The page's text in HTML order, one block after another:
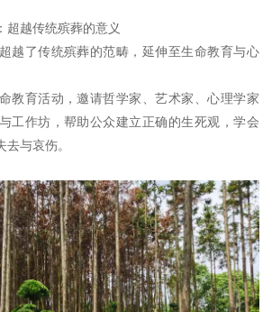
超越传统殡葬的意义
越了传统殡葬的范畴，延伸至生命教育与心
教育活动，邀请哲学家、艺术家、心理学家
工作坊，帮助公众建立正确的生死观，学会
与哀伤。